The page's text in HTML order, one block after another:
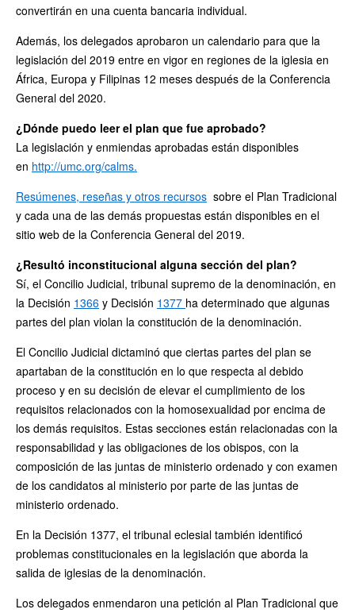
convertirán en una cuenta bancaria individual.
Además, los delegados aprobaron un calendario para que la
legislación del 2019 entre en vigor en regiones de la iglesia en
África, Europa y Filipinas 12 meses después de la Conferencia
General del 2020.
¿Dónde puedo leer el plan que fue aprobado?
La legislación y enmiendas aprobadas están disponibles
en http://umc.org/calms.
Resúmenes, reseñas y otros recursos sobre el Plan Tradicional
y cada una de las demás propuestas están disponibles en el
sitio web de la Conferencia General del 2019.
¿Resultó inconstitucional alguna sección del plan?
Sí, el Concilio Judicial, tribunal supremo de la denominación, en
la Decisión 1366 y Decisión 1377 ha determinado que algunas
partes del plan violan la constitución de la denominación.
El Concilio Judicial dictaminó que ciertas partes del plan se
apartaban de la constitución en lo que respecta al debido
proceso y en su decisión de elevar el cumplimiento de los
requisitos relacionados con la homosexualidad por encima de
los demás requisitos. Estas secciones están relacionadas con la
responsabilidad y las obligaciones de los obispos, con la
composición de las juntas de ministerio ordenado y con examen
de los candidatos al ministerio por parte de las juntas de
ministerio ordenado.
En la Decisión 1377, el tribunal eclesial también identificó
problemas constitucionales en la legislación que aborda la
salida de iglesias de la denominación.
Los delegados enmendaron una petición al Plan Tradicional que